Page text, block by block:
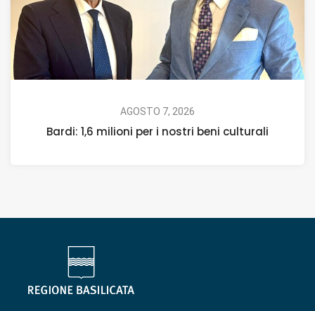
AGOSTO 7, 2026
Bardi: 1,6 milioni per i nostri beni culturali